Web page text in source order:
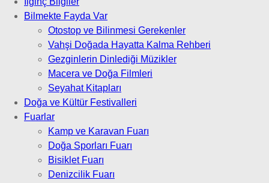
Bilmekte Fayda Var
Otostop ve Bilinmesi Gerekenler
Vahşi Doğada Hayatta Kalma Rehberi
Gezginlerin Dinlediği Müzikler
Macera ve Doğa Filmleri
Seyahat Kitapları
Doğa ve Kültür Festivalleri
Fuarlar
Kamp ve Karavan Fuarı
Doğa Sporları Fuarı
Bisiklet Fuarı
Denizcilik Fuarı